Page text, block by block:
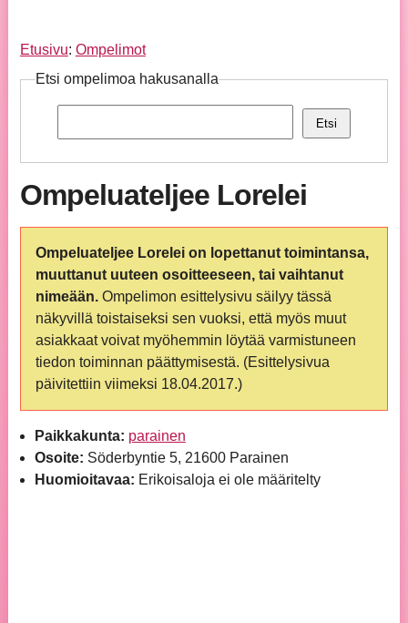
Etusivu: Ompelimot
Etsi ompelimoa hakusanalla
Etsi
Ompeluateljee Lorelei
Ompeluateljee Lorelei on lopettanut toimintansa,
muuttanut uuteen osoitteeseen, tai vaihtanut
nimeään.Ompelimon esittelysivu säilyy tässä
näkyvillä toistaiseksi sen vuoksi, että myös muut
asiakkaat voivat myöhemmin löytää varmistuneen
tiedon toiminnan päättymisestä. (Esittelysivua
päivitettiin viimeksi 18.04.2017.)
Paikkakunta: parainen
Osoite: Söderbyntie 5, 21600 Parainen
Huomioitavaa: Erikoisaloja ei ole määritelty